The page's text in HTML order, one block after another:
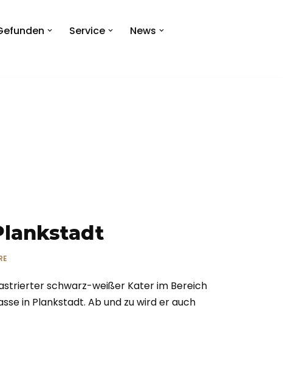
Service
News
schwarz-weißer Kater im Bereich
in Plankstadt. Ab und zu wird er auch